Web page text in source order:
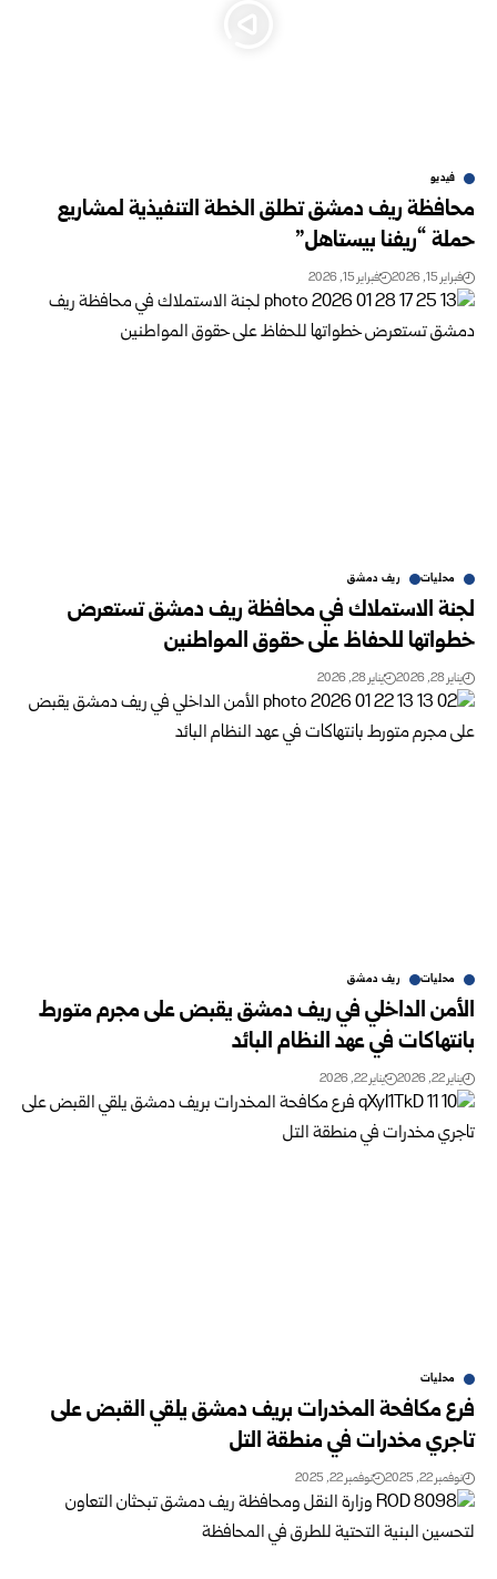
فيديو
محافظة ريف دمشق تطلق الخطة التنفيذية لمشاريع
حملة “ريفنا بيستاهل”
فبراير 15, 2026 فبراير 15, 2026
محليات ريف دمشق
لجنة الاستملاك في محافظة ريف دمشق تستعرض
خطواتها للحفاظ على حقوق المواطنين
يناير 28, 2026 يناير 28, 2026
محليات ريف دمشق
الأمن الداخلي في ريف دمشق يقبض على مجرم متورط
بانتهاكات في عهد النظام البائد
يناير 22, 2026 يناير 22, 2026
محليات
فرع مكافحة المخدرات بريف دمشق يلقي القبض على
تاجري مخدرات في منطقة التل
نوفمبر 22, 2025 نوفمبر 22, 2025